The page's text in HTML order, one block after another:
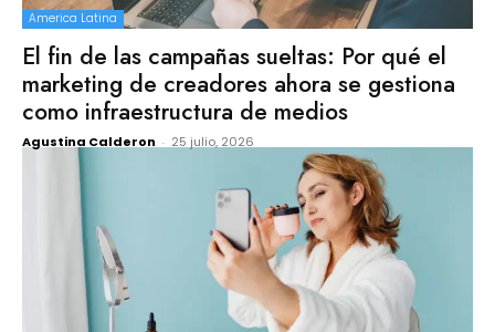
America Latina
El fin de las campañas sueltas: Por qué el
marketing de creadores ahora se gestiona
como infraestructura de medios
Agustina Calderon - 25 julio, 2026